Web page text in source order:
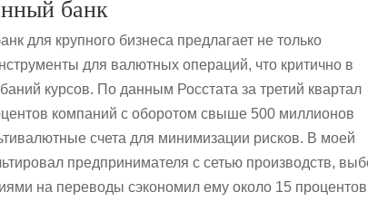
банк
для крупного бизнеса предлагает не только
для валютных операций, что критично в
курсов. По данным Росстата за третий квартал
компаний с оборотом свыше 500 миллионов
счета для минимизации рисков. В моей
предпринимателя с сетью производств,
на переводы сэкономил ему около 15 процентов